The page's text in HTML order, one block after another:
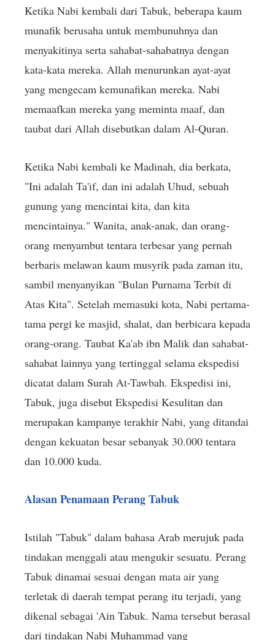
Ketika Nabi kembali dari Tabuk, beberapa kaum
munafik berusaha untuk membunuhnya dan
menyakitinya serta sahabat-sahabatnya dengan
kata-kata mereka. Allah menurunkan ayat-ayat
yang mengecam kemunafikan mereka. Nabi
memaafkan mereka yang meminta maaf, dan
taubat dari Allah disebutkan dalam Al-Quran.
Ketika Nabi kembali ke Madinah, dia berkata,
"Ini adalah Ta'if, dan ini adalah Uhud, sebuah
gunung yang mencintai kita, dan kita
mencintainya." Wanita, anak-anak, dan orang-
orang menyambut tentara terbesar yang pernah
berbaris melawan kaum musyrik pada zaman itu,
sambil menyanyikan "Bulan Purnama Terbit di
Atas Kita". Setelah memasuki kota, Nabi pertama-
tama pergi ke masjid, shalat, dan berbicara kepada
orang-orang. Taubat Ka'ab ibn Malik dan sahabat-
sahabat lainnya yang tertinggal selama ekspedisi
dicatat dalam Surah At-Tawbah. Ekspedisi ini,
Tabuk, juga disebut Ekspedisi Kesulitan dan
merupakan kampanye terakhir Nabi, yang ditandai
dengan kekuatan besar sebanyak 30.000 tentara
dan 10.000 kuda.
Alasan Penamaan Perang Tabuk
Istilah "Tabuk" dalam bahasa Arab merujuk pada
tindakan menggali atau mengukir sesuatu. Perang
Tabuk dinamai sesuai dengan mata air yang
terletak di daerah tempat perang itu terjadi, yang
dikenal sebagai 'Ain Tabuk. Nama tersebut berasal
dari tindakan Nabi Muhammad yang